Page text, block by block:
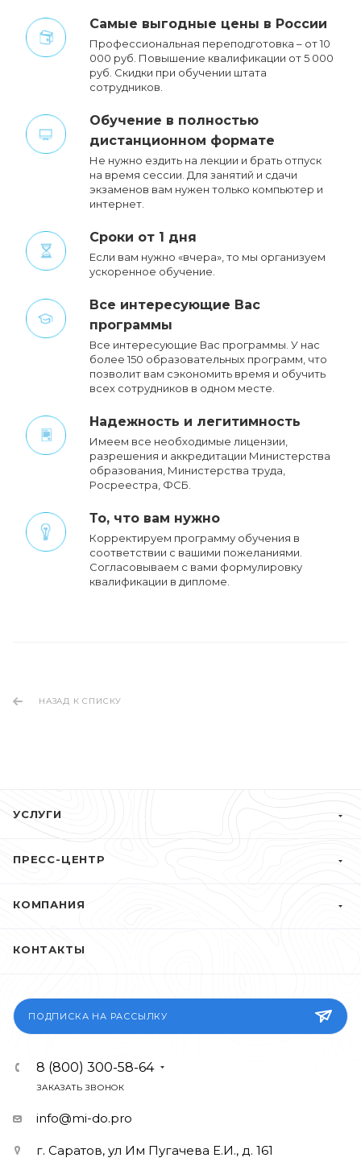
Cамые выгодные цены в России
Профессиональная переподготовка – от 10
000 руб. Повышение квалификации от 5 000
руб. Cкидки при обучении штата
сотрудников.
Обучение в полностью
дистанционном формате
Не нужно ездить на лекции и брать отпуск
на время сессии. Для занятий и сдачи
экзаменов вам нужен только компьютер и
интернет.
Сроки от 1 дня
Если вам нужно «вчера», то мы организуем
ускоренное обучение.
Все интересующие Вас
программы
Все интересующие Вас программы. У нас
более 150 образовательных программ, что
позволит вам сэкономить время и обучить
всех сотрудников в одном месте.
Надежность и легитимность
Имеем все необходимые лицензии,
разрешения и аккредитации Министерства
образования, Министерства труда,
Росреестра, ФСБ.
То, что вам нужно
Корректируем программу обучения в
соответствии с вашими пожеланиями.
Cогласовываем с вами формулировку
квалификации в дипломе.
НАЗАД К СПИСКУ
УСЛУГИ
ПРЕСС-ЦЕНТР
КОМПАНИЯ
КОНТАКТЫ
ПОДПИСКА НА РАССЫЛКУ
8 (800) 300-58-64
ЗАКАЗАТЬ ЗВОНОК
info@mi-do.pro
г. Саратов, ул Им Пугачева Е.И., д. 161